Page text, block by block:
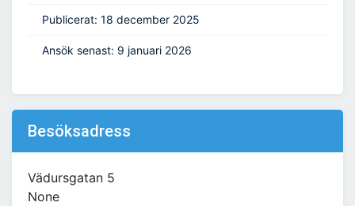
Publicerat: 18 december 2025
Ansök senast: 9 januari 2026
Besöksadress
Vädursgatan 5
None